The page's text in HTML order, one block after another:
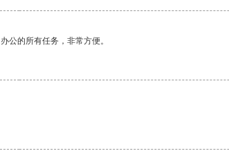
公的所有任务，非常方便。